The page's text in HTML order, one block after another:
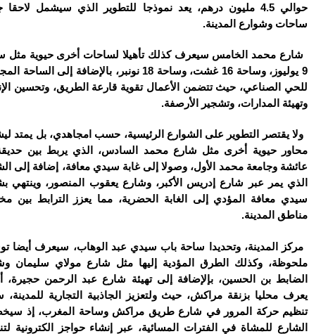
حوالي 4.5 مليون درهم، يعد نموذجا للتطوير الذي سيشمل لاحقا
ساحات وشوارع المدينة.
شارع محمد الخامس سيعرف كذلك تأهيلا لساحات أخرى حيوية مثل
9 يوليوز، وساحة 16 غشت، وساحة 18 نونبر، بالإضافة إلى الساحة
للحي الصناعي، حيث تتضمن الأعمال تقوية قارعة الطريق، وتحسين
وتهيئة المدارات، وتشجير الأرصفة.
ولا يقتصر التطوير على الشوارع الرئيسية، حسب امجاهدي، بل يمتد
محاور حيوية أخرى مثل شارع محمد السادس، الذي يربط بين
عائشة وجامعة محمد الأول، وصولا إلى غابة سيدي معافة، إضافة إلى
الذي يمر عبر شارع إدريس الأكبر، وشارع يعقوب المنصور، وينتهي
سيدي معافة المؤدي إلى الغابة الحضرية، مما يعزز الترابط بين
مناطق المدينة.
مركز المدينة، وتحديدا ساحة باب سيدي عبد الوهاب، سيعرف أيضا
ملحوظة، وكذلك الطرق المؤدية إليها مثل شارع مولاي سليمان
الضابط بن الحسين، بإلإضافة إلى تهيئة شارع عبد الرحمن حجيرة،
يعرف محليا بزنقة مراكش، حيث ولتعزيز الجاذبية التجارية للمدينة،
تنظيم حركة المرور في شارع طريق مراكش وساحة المغرب، إذ
الشارع للمشاة في الفترات المسائية، عبر إنشاء حواجز الكترونية